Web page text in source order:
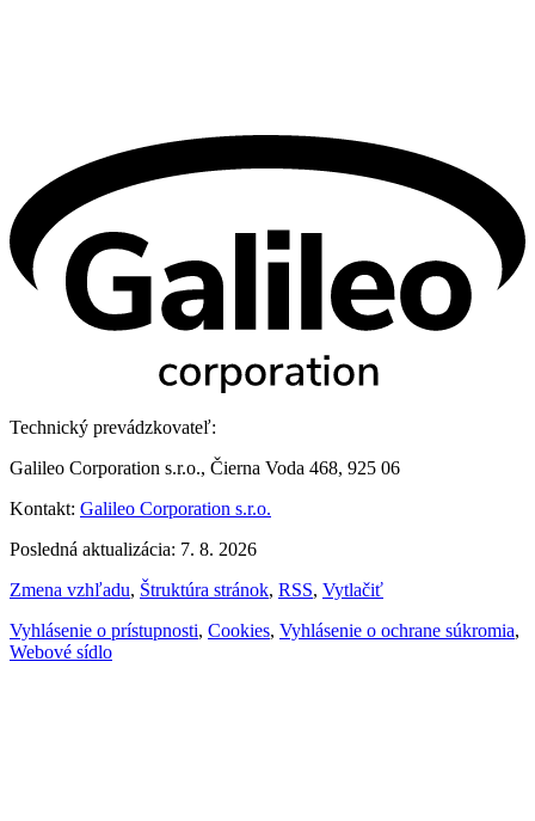
Technický prevádzkovateľ:
Galileo Corporation s.r.o., Čierna Voda 468, 925 06
Kontakt: Galileo Corporation s.r.o.
Posledná aktualizácia: 7. 8. 2026
Zmena vzhľadu, Štruktúra stránok, RSS, Vytlačiť
Vyhlásenie o prístupnosti, Cookies, Vyhlásenie o ochrane súkromia,
Webové sídlo